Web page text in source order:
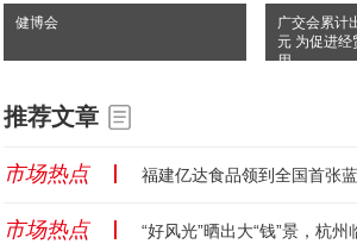
健博会
广交会累计
元 为促进
用
推荐文章
市场热点 福建亿达食品领到全国首张
市场热点 “好风光”晒出大“钱”景，杭州临安启用